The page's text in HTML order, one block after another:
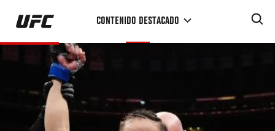
Pasar
contenido
CONTENIDO DESTACADO